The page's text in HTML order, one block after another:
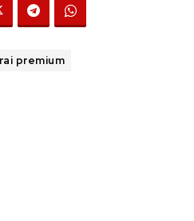
rai premium